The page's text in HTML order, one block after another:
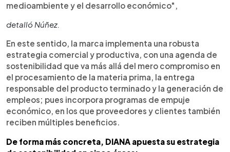
medioambiente y el desarrollo económico",
detalló Núñez.
En este sentido, la marca implementa una robusta
estrategia comercial y productiva, con una agenda de
sostenibilidad que va más allá del mero compromiso en
el procesamiento de la materia prima, la entrega
responsable del producto terminado y la generación de
empleos; pues incorpora programas de empuje
económico, en los que proveedores y clientes también
reciben múltiples beneficios.
De forma más concreta, DIANA apuesta su estrategia